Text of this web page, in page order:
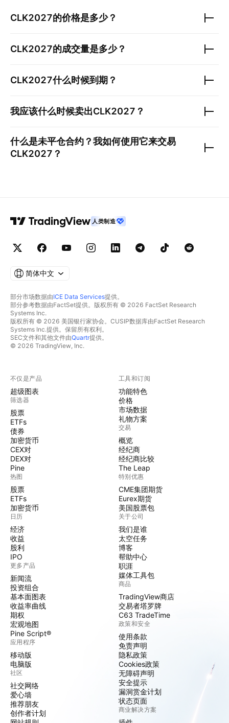
CLK2027的价格是多少？
CLK2027的成交量是多少？
CLK2027什么时候到期？
我应该什么时候卖出CLK2027 ？
什么是未平仓合约？我如何使用它来交易
CLK2027 ？
人类制造
简体中文
部分市场数据由ICE Data Services提供。
部分参考数据由FactSet提供。版权所有 © 2026 FactSet Research
Systems Inc.
版权所有 © 2026 美国银行家协会。CUSIP数据库由FactSet Research
Systems Inc.提供。保留所有权利。
SEC文件和其他文件由Quartr提供。
© 2026 TradingView, Inc.
不仅是产品
超级图表
筛选器
股票
ETFs
债券
加密货币
CEX对
DEX对
Pine
热图
股票
ETFs
加密货币
日历
经济
收益
股利
IPO
更多产品
新闻流
投资组合
基本面图表
收益率曲线
期权
宏观地图
Pine Script®
应用程序
移动版
电脑版
社区
社交网络
爱心墙
推荐朋友
创作者计划
工具和订阅
功能特色
价格
市场数据
礼物方案
交易
概览
经纪商
经纪商比较
The Leap
特别优惠
CME集团期货
Eurex期货
美国股票包
关于公司
我们是谁
太空任务
博客
帮助中心
职涯
媒体工具包
商品
TradingView商店
交易者塔罗牌
C63 TradeTime
政策和安全
使用条款
免责声明
隐私政策
Cookies政策
无障碍声明
安全提示
漏洞赏金计划
状态页面
商业解决方案